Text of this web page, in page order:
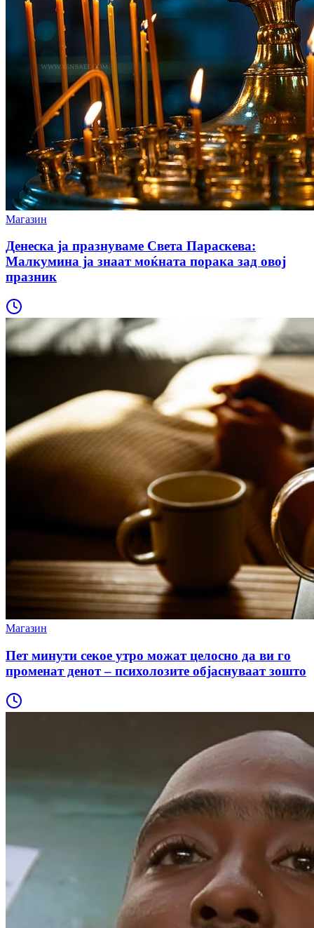
Магазин
Денеска ја празнуваме Света Параскева:
Малкумина ја знаат моќната порака зад овој
празник
Магазин
Пет минути секое утро можат целосно да ви го
променат денот – психолозите објаснуваат зошто